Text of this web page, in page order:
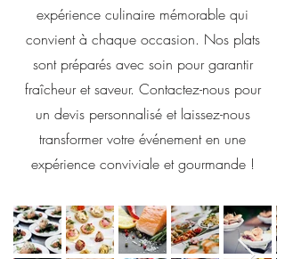
expérience culinaire mémorable qui
convient à chaque occasion. Nos plats
sont préparés avec soin pour garantir
fraîcheur et saveur. Contactez-nous pour
un devis personnalisé et laissez-nous
transformer votre événement en une
expérience conviviale et gourmande !